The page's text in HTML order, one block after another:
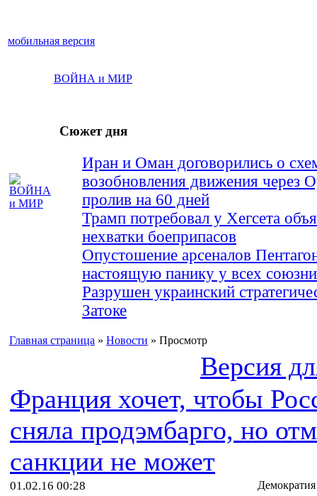
мобильная версия
ВОЙНА и МИР
Сюжет дня
Иран и Оман договорились о
возобновления движения через
пролив на 60 дней
Трамп потребовал у Хегсета
нехватки боеприпасов
Опустошение арсеналов
настоящую панику у всех
Разрушен украинский
Затоке
Главная страница » Новости » Просмотр
Версия
Франция хочет, чтобы
сняла продэмбарго, но
санкции не может
01.02.16 00:28